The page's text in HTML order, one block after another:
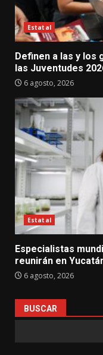
Estatal
Definen a las y los
las Juventudes
6 agosto, 2026
Estatal
Especialistas
reunirán en
6 agosto, 2026
BUSCAR